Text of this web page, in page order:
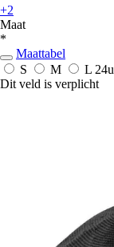
+2
Maat
*
Maattabel
S
M L 24u
Dit veld is verplicht